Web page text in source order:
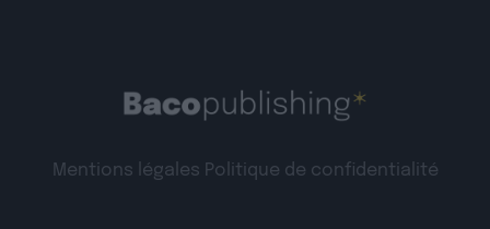
Mentions légales Politique de confidentialité